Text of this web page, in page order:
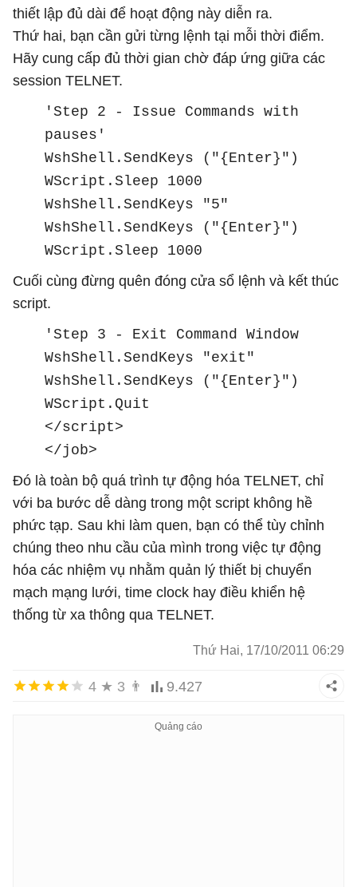
thiết lập đủ dài để hoạt động này diễn ra.
Thứ hai, bạn cần gửi từng lệnh tại mỗi thời điểm.
Hãy cung cấp đủ thời gian chờ đáp ứng giữa các
session TELNET.
'Step 2 - Issue Commands with
pauses'
WshShell.SendKeys ("{Enter}")
WScript.Sleep 1000
WshShell.SendKeys "5"
WshShell.SendKeys ("{Enter}")
WScript.Sleep 1000
Cuối cùng đừng quên đóng cửa sổ lệnh và kết thúc
script.
'Step 3 - Exit Command Window
WshShell.SendKeys "exit"
WshShell.SendKeys ("{Enter}")
WScript.Quit
</script>
</job>
Đó là toàn bộ quá trình tự động hóa TELNET, chỉ
với ba bước dễ dàng trong một script không hề
phức tạp. Sau khi làm quen, bạn có thể tùy chỉnh
chúng theo nhu cầu của mình trong việc tự động
hóa các nhiệm vụ nhằm quản lý thiết bị chuyển
mạch mạng lưới, time clock hay điều khiển hệ
thống từ xa thông qua TELNET.
Thứ Hai, 17/10/2011 06:29
4 ★ 3 👨 9.427